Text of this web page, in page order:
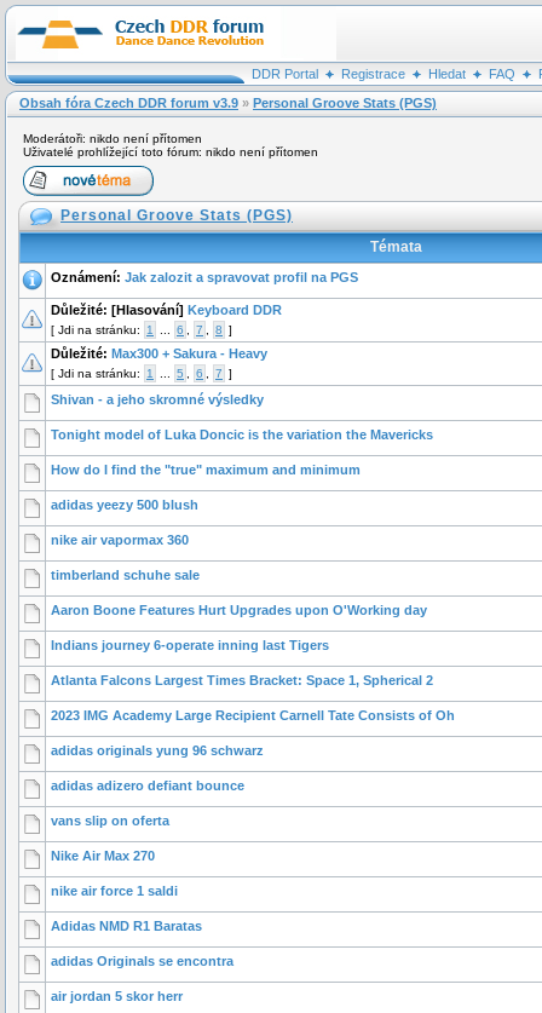
DDR Portal Registrace Hledat FAQ
Obsah fóra Czech DDR forum v3.9 » Personal Groove Stats (PGS)
Moderátoři: nikdo není přítomen
Uživatelé prohlížející toto fórum: nikdo není přítomen
Personal Groove Stats (PGS)
Témata
Oznámení: Jak zalozit a spravovat profil na PGS
Důležité: [Hlasování] Keyboard DDR
[ Jdi na stránku: 1 6 7 8 ]
Důležité: Max300 + Sakura - Heavy
[ Jdi na stránku: 1 5 6 7 ]
Shivan - a jeho skromné výsledky
Tonight model of Luka Doncic is the variation the Mavericks
How do I find the "true" maximum and minimum
adidas yeezy 500 blush
nike air vapormax 360
timberland schuhe sale
Aaron Boone Features Hurt Upgrades upon O'Working day
Indians journey 6-operate inning last Tigers
Atlanta Falcons Largest Times Bracket: Space 1, Spherical 2
2023 IMG Academy Large Recipient Carnell Tate Consists of Oh
adidas originals yung 96 schwarz
adidas adizero defiant bounce
vans slip on oferta
Nike Air Max 270
nike air force 1 saldi
Adidas NMD R1 Baratas
adidas Originals se encontra
air jordan 5 skor herr